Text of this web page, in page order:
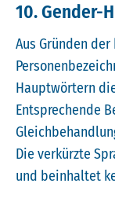
10. Gender-
Aus Gründen
Hauptwörtern
Entsprechende
Die verkürzte
und beinhaltet